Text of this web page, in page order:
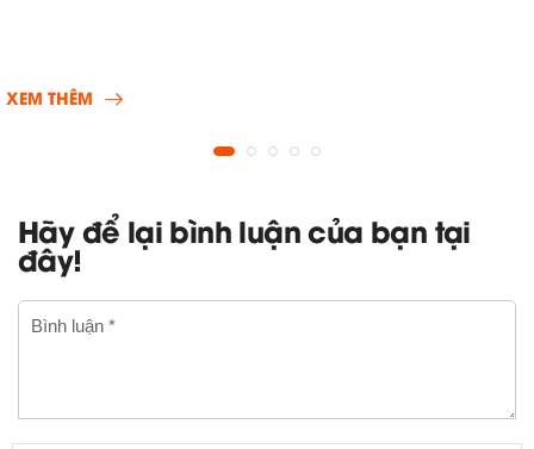
XEM THÊM
Hãy để lại bình luận của bạn tại
đây!